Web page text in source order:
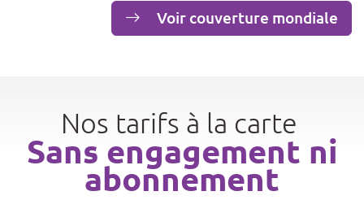
Voir couverture mondiale
Nos tarifs à la carte
Sans engagement ni
abonnement